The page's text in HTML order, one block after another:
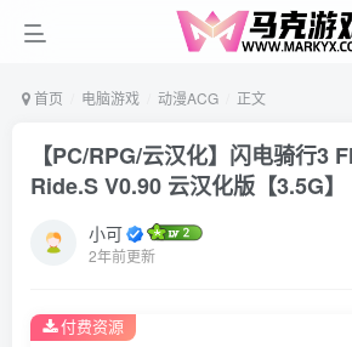
首页 电脑游戏 动漫ACG 正文
【PC/RPG/云汉化】闪电骑行3
Ride.S V0.90 云汉化版【3.5G】
小可
2年前更新
付费资源